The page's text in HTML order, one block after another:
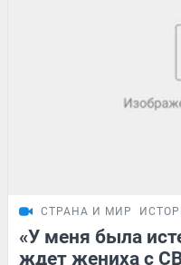
СТРАНА И МИР
«У меня была
ждет жениха с